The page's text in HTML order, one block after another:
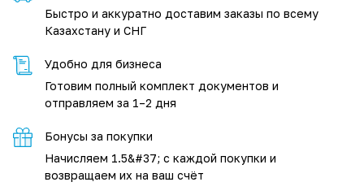
Быстро и аккуратно доставим заказы по всему
Казахстану и СНГ
Удобно для бизнеса
Готовим полный комплект документов и
отправляем за 1–2 дня
Бонусы за покупки
Начисляем 1.5&#37; с каждой покупки и
возвращаем их на ваш счёт